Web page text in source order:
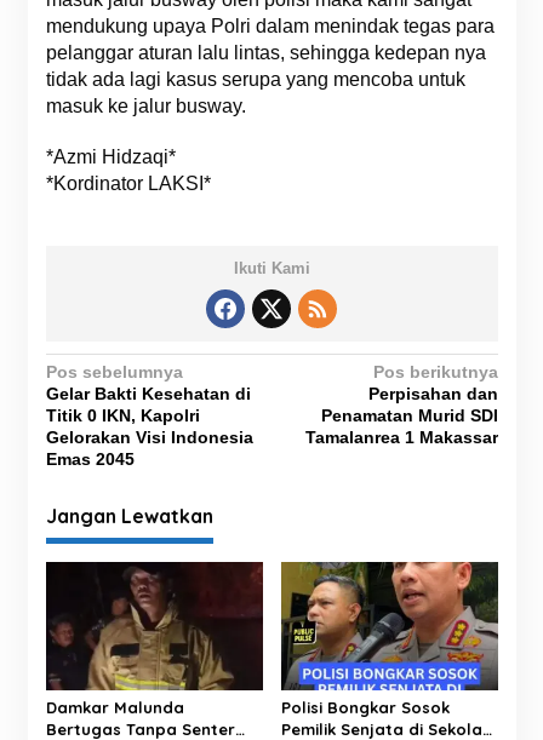
mendukung upaya Polri dalam menindak tegas para
pelanggar aturan lalu lintas, sehingga kedepan nya
tidak ada lagi kasus serupa yang mencoba untuk
masuk ke jalur busway.
*Azmi Hidzaqi*
*Kordinator LAKSI*
Ikuti Kami
N
a
v
i
g
a
i
p
o
s
Pos sebelumnya
Gelar Bakti Kesehatan di
Titik 0 IKN, Kapolri
Gelorakan Visi Indonesia
Emas 2045
Pos berikutnya
Perpisahan dan
Penamatan Murid SDI
Tamalanrea 1 Makassar
Jangan Lewatkan
Damkar Malunda
Bertugas Tanpa Senter
Polisi Bongkar Sosok
Pemilik Senjata di Sekolah